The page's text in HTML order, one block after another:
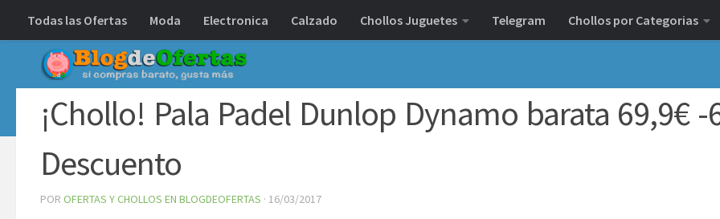
Debajo del contenido
Todas las Ofertas Moda Electronica Calzado Chollos Juguetes Telegram Chollos por Categorias
¡Chollo! Pala Padel Dunlop Dynamo barata 69,9€ -
Descuento
POR OFERTAS Y CHOLLOS EN BLOGDEOFERTAS · 16/03/2017